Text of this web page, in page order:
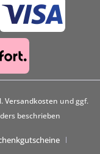
Versandkosten und ggf.
beschrieben